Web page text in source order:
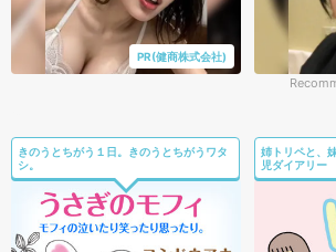
PR(健商株式会社)
きのうとちがう１日。きのうとちがうワタ
シ。
姉トリペと、
児ダイアリー